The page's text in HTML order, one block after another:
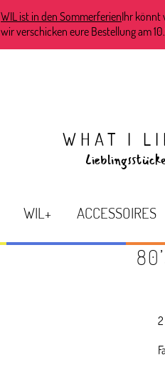
WIL ist in den SommerferienIhr könnt
wir verschicken eure Bestellung am
WHAT I
WIL+ ACCESSOIRES